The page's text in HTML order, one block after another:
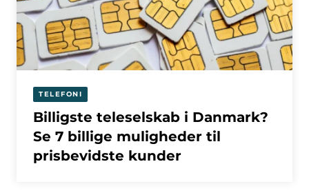
TELEFONI
Billigste teleselskab i Danmark?
Se 7 billige muligheder til
prisbevidste kunder